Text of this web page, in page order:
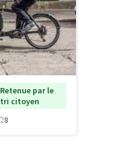
Retenue par le
tri citoyen
8